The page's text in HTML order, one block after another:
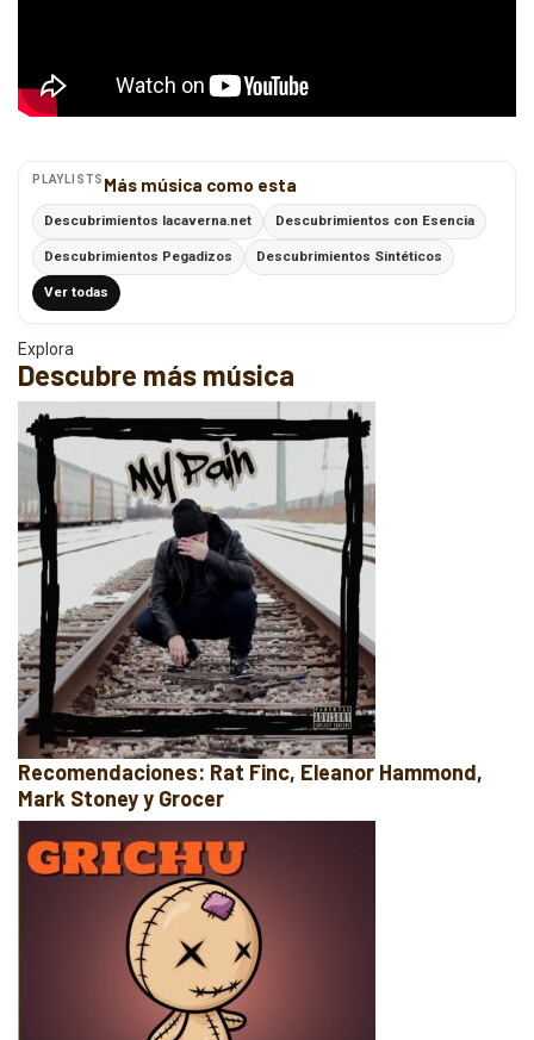
PLAYLISTS Más música como esta
Descubrimientos lacaverna.net Descubrimientos con Esencia
Descubrimientos Pegadizos Descubrimientos Sintéticos
Ver todas
Explora
Descubre más música
Recomendaciones: Rat Finc, Eleanor Hammond,
Mark Stoney y Grocer